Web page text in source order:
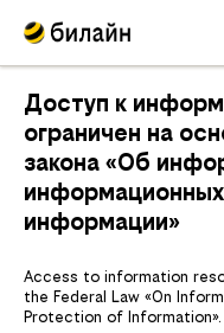
Доступ к
ограничен на
закона «Об
информационных
информации»
Access to information
the Federal Law «On
Protection of Information».